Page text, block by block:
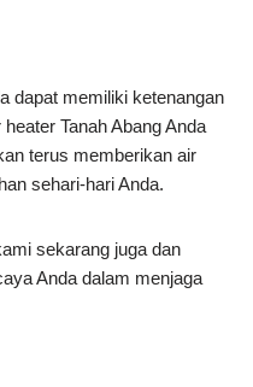
dapat memiliki ketenangan
Tanah Abang Anda
terus memberikan air
sehari-hari Anda.
sekarang juga dan
Anda dalam menjaga